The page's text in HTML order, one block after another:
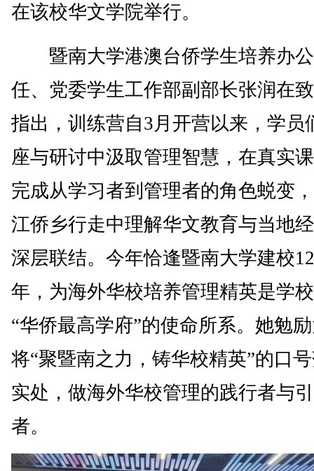
在该校华文学院举行。
暨南大学港澳台侨学生培养办
任、党委学生工作部副部长张润在
指出，训练营自3月开营以来，学员
座与研讨中汲取管理智慧，在真实
完成从学习者到管理者的角色蜕变
江侨乡行走中理解华文教育与当地
深层联结。今年恰逢暨南大学建校
年，为海外华校培养管理精英是学
“华侨最高学府”的使命所系。她勉
将“聚暨南之力，铸华校精英”的口
实处，做海外华校管理的践行者与
者。